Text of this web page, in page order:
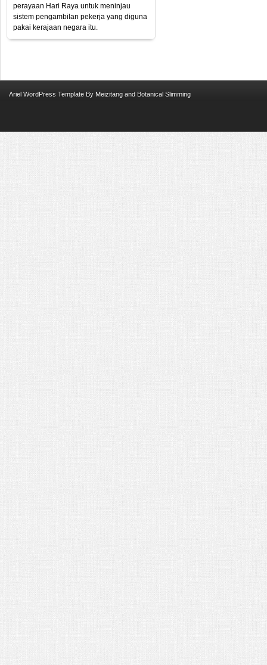
perayaan Hari Raya untuk meninjau
sistem pengambilan pekerja yang diguna
pakai kerajaan negara itu.
Ariel WordPress Template By Meizitang and Botanical Slimming